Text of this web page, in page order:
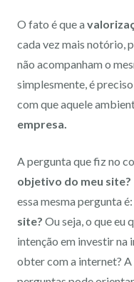
O fato é que a
cada vez mais notório,
não acompanham o
simplesmente, é preciso
com que aquele
empresa.
A pergunta que fiz no
objetivo do meu site?
essa mesma pergunta é:
site? Ou seja, o que eu
intenção em investir na
obter com a internet? A